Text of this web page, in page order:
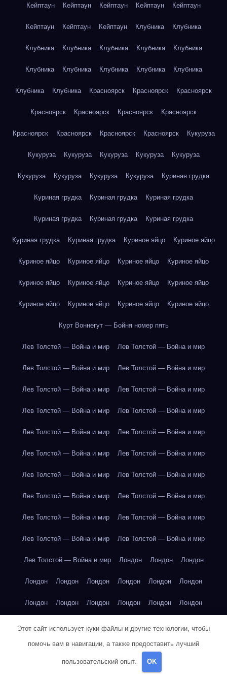
Кейптаун Кейптаун Кейптаун Кейптаун Кейптаун
Кейптаун Кейптаун Кейптаун Клубника Клубника
Клубника Клубника Клубника Клубника Клубника
Клубника Клубника Клубника Клубника Клубника
Клубника Клубника Красноярск Красноярск Красноярск
Красноярск Красноярск Красноярск Красноярск
Красноярск Красноярск Красноярск Красноярск Кукуруза
Кукуруза Кукуруза Кукуруза Кукуруза Кукуруза
Кукуруза Кукуруза Кукуруза Кукуруза Куриная грудка
Куриная грудка Куриная грудка Куриная грудка
Куриная грудка Куриная грудка Куриная грудка
Куриная грудка Куриная грудка Куриное яйцо Куриное яйцо
Куриное яйцо Куриное яйцо Куриное яйцо Куриное яйцо
Куриное яйцо Куриное яйцо Куриное яйцо Куриное яйцо
Куриное яйцо Куриное яйцо Куриное яйцо Куриное яйцо
Курт Воннегут — Бойня номер пять
Лев Толстой — Война и мир Лев Толстой — Война и мир
Лев Толстой — Война и мир Лев Толстой — Война и мир
Лев Толстой — Война и мир Лев Толстой — Война и мир
Лев Толстой — Война и мир Лев Толстой — Война и мир
Лев Толстой — Война и мир Лев Толстой — Война и мир
Лев Толстой — Война и мир Лев Толстой — Война и мир
Лев Толстой — Война и мир Лев Толстой — Война и мир
Лев Толстой — Война и мир Лев Толстой — Война и мир
Лев Толстой — Война и мир Лев Толстой — Война и мир
Лев Толстой — Война и мир Лев Толстой — Война и мир
Лев Толстой — Война и мир Лондон Лондон Лондон
Лондон Лондон Лондон Лондон Лондон Лондон
Лондон Лондон Лондон Лондон Лондон Лондон
Лондон Лондон
Лондон Лондон Лондон Лондон Лос-Анджелес
Этот сайт использует куки-файлы и другие технологии, чтобы
помочь вам в навигации, а также предоставить лучший
пользовательский опыт. OK